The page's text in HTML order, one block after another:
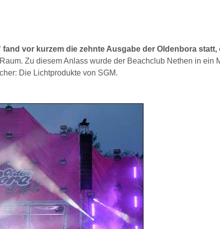
vor kurzem die zehnte Ausgabe der Oldenbora statt,
Zu diesem Anlass wurde der Beachclub Nethen in ein
Die Lichtprodukte von SGM.